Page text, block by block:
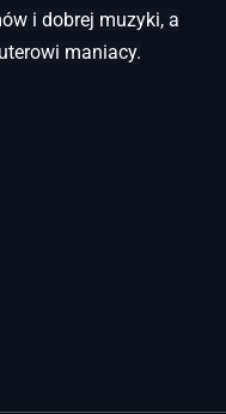
i dobrej muzyki, a
maniacy.